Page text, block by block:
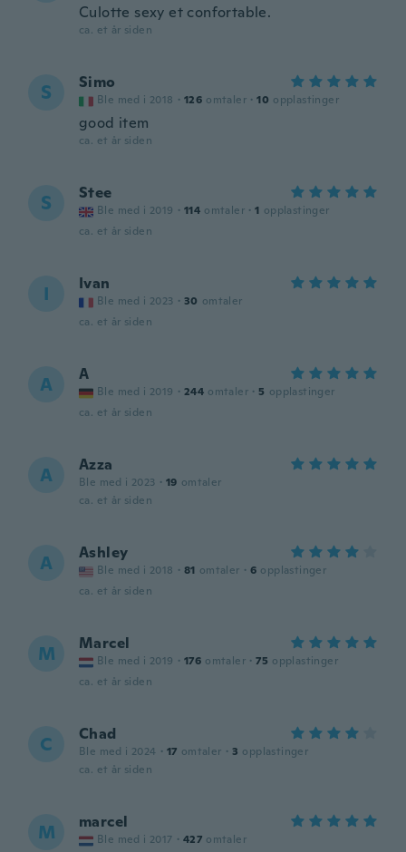
Culotte sexy et confortable.
ca. et år siden
S Simo
Ble med i 2018 · 126 omtaler · 10 opplastinger
good item
ca. et år siden
S Stee
Ble med i 2019 · 114 omtaler · 1 opplastinger
ca. et år siden
I Ivan
Ble med i 2023 · 30 omtaler
ca. et år siden
A A
Ble med i 2019 · 244 omtaler · 5 opplastinger
ca. et år siden
A Azza
Ble med i 2023 · 19 omtaler
ca. et år siden
A Ashley
Ble med i 2018 · 81 omtaler · 6 opplastinger
ca. et år siden
M Marcel
Ble med i 2019 · 176 omtaler · 75 opplastinger
ca. et år siden
C Chad
Ble med i 2024 · 17 omtaler · 3 opplastinger
ca. et år siden
M marcel
Ble med i 2017 · 427 omtaler